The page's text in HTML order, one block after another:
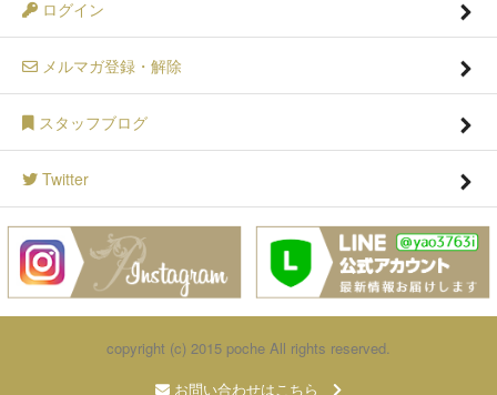
ログイン
メルマガ登録・解除
スタッフブログ
Twitter
copyright (c) 2015 poche All rights reserved.
お問い合わせはこちら